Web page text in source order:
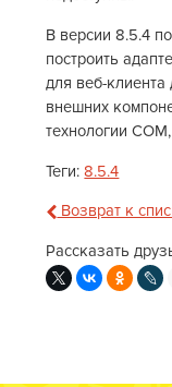
В версии 8.5.4
построить
для веб-
внешних
технологии
Теги:8.5.4
Возврат к
Рассказать